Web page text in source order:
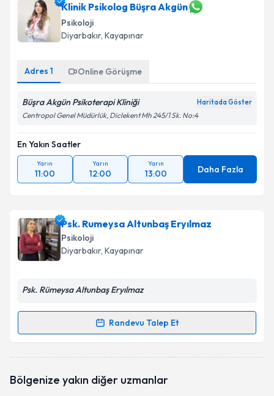
Klinik Psikolog Büşra Akgün
Psikoloji
Diyarbakır, Kayapınar
Adres 1 Online Görüşme
Büşra Akgün Psikoterapi Kliniği Haritada Göster
Centropol Genel Müdürlük, Diclekent Mh 245/1 Sk. No:4
En Yakın Saatler
Yarın
11:00
Yarın
12:00
Yarın
13:00 Daha Fazla
Psk. Rumeysa Altunbaş Eryılmaz
Psikoloji
Diyarbakır, Kayapınar
Psk. Rümeysa Altunbaş Eryılmaz
Randevu Talep Et
Randevu Takvimi Talebi
takvimi talebi oluşturun. Size bu uzmandan randevu
Bölgenize yakın diğer uzmanlar